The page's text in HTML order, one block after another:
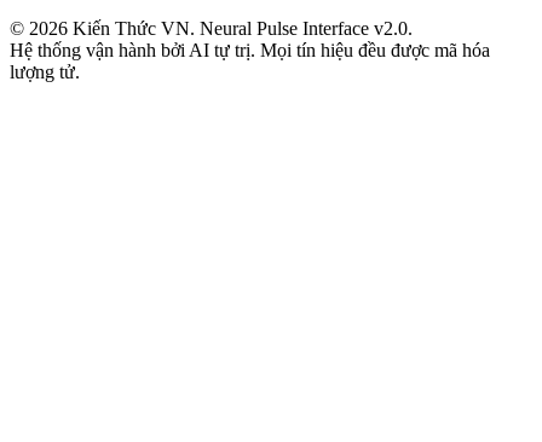
© 2026 Kiến Thức VN. Neural Pulse Interface v2.0.
Hệ thống vận hành bởi AI tự trị. Mọi tín hiệu đều được mã hóa
lượng tử.